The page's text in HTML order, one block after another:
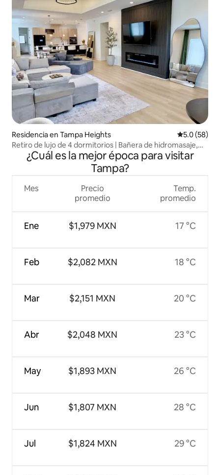
Residencia en Tampa Heights Calificación
5.0 (58)
Retiro de lujo de 4 dormitorios | Bañera de hidromasaje,
fogata, sala de juegos
¿Cuál es la mejor época para visitar
Tampa?
Mes
Ene
Feb
Mar
Abr
May
Jun
Jul
Precio
promedio
$1,979 MXN
$2,082 MXN
$2,151 MXN
$2,048 MXN
$1,893 MXN
$1,807 MXN
$1,824 MXN
Temp.
promedio
17 °C
18 °C
20 °C
23 °C
26 °C
28 °C
29 °C